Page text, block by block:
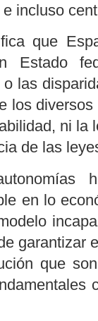
incluso
que
Estado
las
los
ni la
de las
en lo
garantizar
que